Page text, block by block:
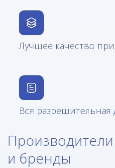
Лучшее качество
Вся разрешительная
Производители
и бренды